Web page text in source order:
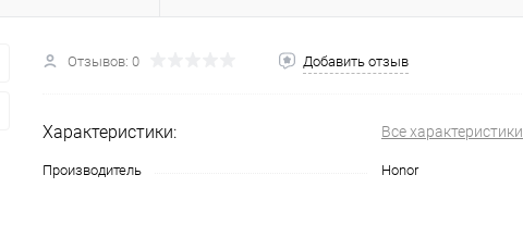
Отзывов: 0 Добавить отзыв
Характеристики: Все характеристики
Производитель Honor
всех банков
оплату
без переплат